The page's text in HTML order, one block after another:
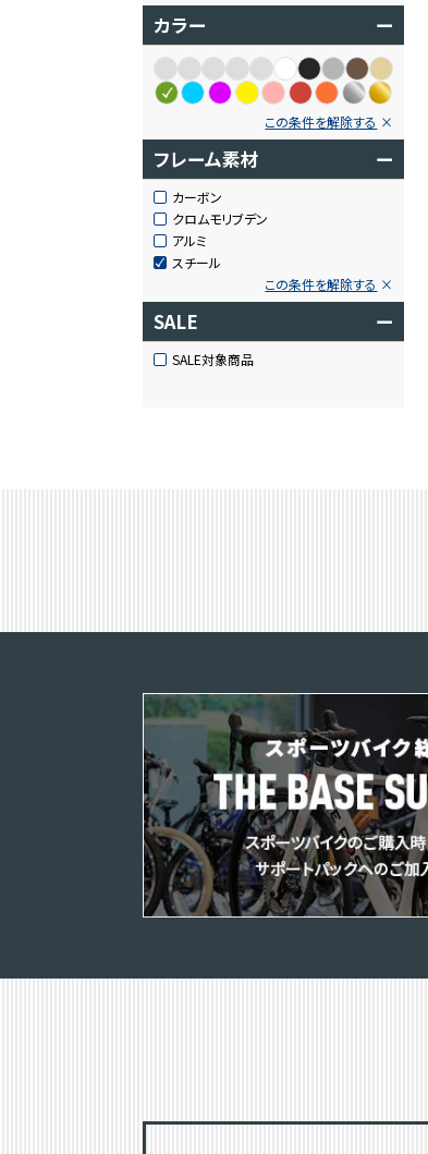
カラー ー
この条件を解除する
フレーム素材 ー
カーボン
クロムモリブデン
アルミ
スチール
この条件を解除する
SALE ー
SALE対象商品